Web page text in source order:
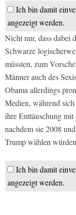
Ich bin damit
angezeigt werden.
Nicht nur, dass dabei
Schwarze
müssten, zum
Männer auch des
Obama allerdings
Medien, während
ihre Enttäuschung
nachdem sie 2008
Trump wählen
Ich bin damit
angezeigt werden.